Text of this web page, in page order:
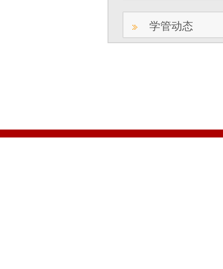
学管动态